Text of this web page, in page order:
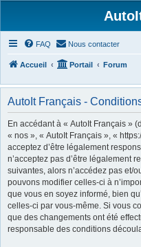
FAQ Nous contacter
Accueil Portail Forum
AutoIt Français -
En accédant à « AutoIt Français »
« nos », « AutoIt Français », «
acceptez d’être légalement
n’acceptez pas d’être légalement
suivantes, alors n’accédez pas et/
pouvons modifier celles-ci à
que vous en soyez informé, bien
celles-ci par vous-même. Si vous
que des changements ont été
responsable des conditions